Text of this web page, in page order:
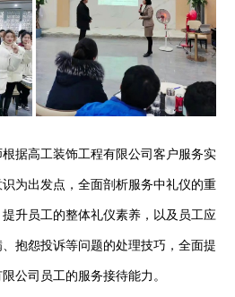
据高工装饰工程有限公司客户服务实
为出发点，全面剖析服务中礼仪的重
升员工的整体礼仪素养，以及员工应
抱怨投诉等问题的处理技巧，全面提
公司员工的服务接待能力。